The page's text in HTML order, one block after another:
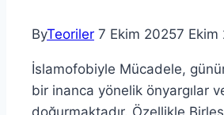
ByTeoriler 7 Ekim 20257 Ekim
İslamofobiyle Mücadele,
bir inanca yönelik önyargılar